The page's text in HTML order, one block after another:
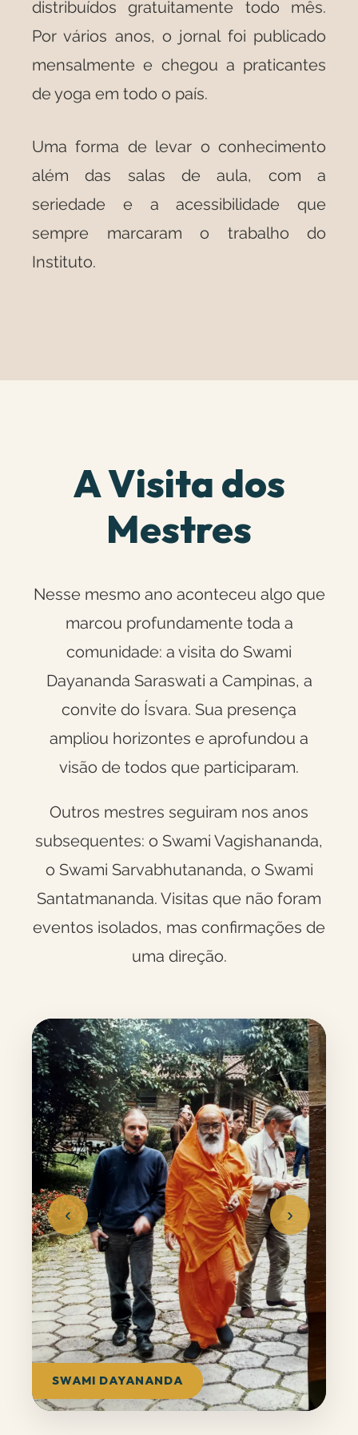
distribuídos gratuitamente todo mês.
Por vários anos, o jornal foi publicado
mensalmente e chegou a praticantes
de yoga em todo o país.
Uma forma de levar o conhecimento
além das salas de aula, com a
seriedade e a acessibilidade que
sempre marcaram o trabalho do
Instituto.
A Visita dos
Mestres
Nesse mesmo ano aconteceu algo que
marcou profundamente toda a
comunidade: a visita do Swami
Dayananda Saraswati a Campinas, a
convite do Ísvara. Sua presença
ampliou horizontes e aprofundou a
visão de todos que participaram.
Outros mestres seguiram nos anos
subsequentes: o Swami Vagishananda,
o Swami Sarvabhutananda, o Swami
Santatmananda. Visitas que não foram
eventos isolados, mas confirmações de
uma direção.
‹
SWAMI DAYANANDA
›